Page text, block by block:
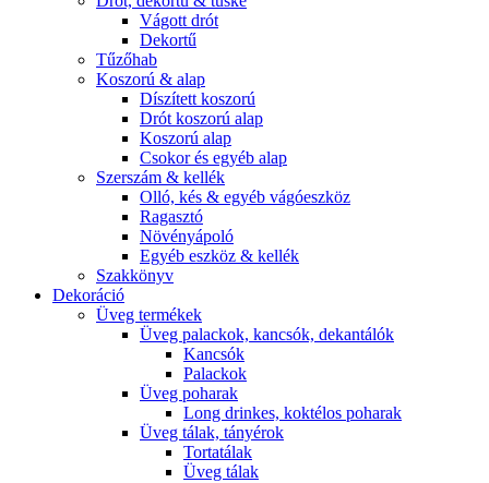
Vágott drót
Dekortű
Tűzőhab
Koszorú & alap
Díszített koszorú
Drót koszorú alap
Koszorú alap
Csokor és egyéb alap
Szerszám & kellék
Olló, kés & egyéb vágóeszköz
Ragasztó
Növényápoló
Egyéb eszköz & kellék
Szakkönyv
Dekoráció
Üveg termékek
Üveg palackok, kancsók, dekantálók
Kancsók
Palackok
Üveg poharak
Long drinkes, koktélos poharak
Üveg tálak, tányérok
Tortatálak
Üveg tálak